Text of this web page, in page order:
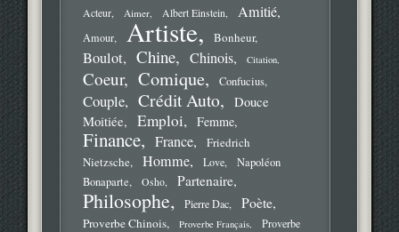
Acteur Aimer Albert Einstein Amitié
Amour Artiste Bonheur
Boulot Chine Chinois Citation
Coeur Comique Confucius
Couple Crédit Auto
Douce
Moitiée
Emploi Femme
Finance France
Friedrich
Nietzsche
Homme Love
Napoléon
Bonaparte
Osho Partenaire
Philosophe Pierre Dac Poète
Proverbe Chinois Proverbe Français
Proverbe